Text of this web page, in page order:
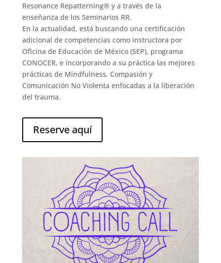
Resonance Repatterning® y a través de la
enseñanza de los Seminarios RR.
En la actualidad, está buscando una certificación
adicional de competencias como instructora por
Oficina de Educación de México (SEP), programa
CONOCER, e incorporando a su práctica las mejores
prácticas de Mindfulness, Compasión y
Comunicación No Violenta enfocadas a la liberación
del trauma.
Reserve aquí